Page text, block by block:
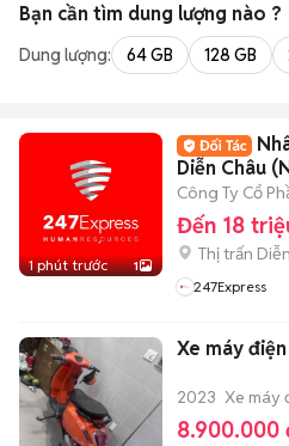
Bạn cần tìm dung lượng nào ?
Dung lượng: 64 GB 128 GB
1 phút trước 1
Diễn Châu
Công Ty Cổ
Đến 18
Thị trấn
247Express
Xe máy
2023 Xe máy
8.900.000